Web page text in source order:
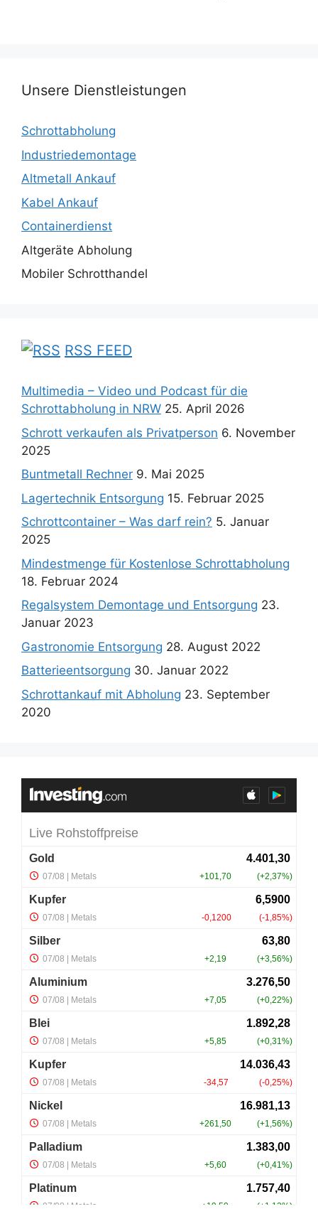
Unsere Dienstleistungen
Schrottabholung
Industriedemontage
Altmetall Ankauf
Kabel Ankauf
Containerdienst
Altgeräte Abholung
Mobiler Schrotthandel
RSS FEED
Multimedia – Video und Podcast für die
Schrottabholung in NRW 25. April 2026
Schrott verkaufen als Privatperson 6. November
2025
Buntmetall Rechner 9. Mai 2025
Lagertechnik Entsorgung 15. Februar 2025
Schrottcontainer – Was darf rein? 5. Januar
2025
Mindestmenge für Kostenlose Schrottabholung
18. Februar 2024
Regalsystem Demontage und Entsorgung 23.
Januar 2023
Gastronomie Entsorgung 28. August 2022
Batterieentsorgung 30. Januar 2022
Schrottankauf mit Abholung 23. September
2020